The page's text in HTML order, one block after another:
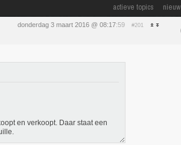
actieve topics
donderdag 3 maart 2016 @ 08:17:59 #201
en verkoopt. Daar staat een